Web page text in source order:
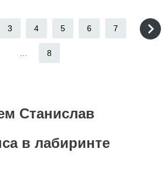
3 4 5 6 7
8
Станислав
в лабиринте